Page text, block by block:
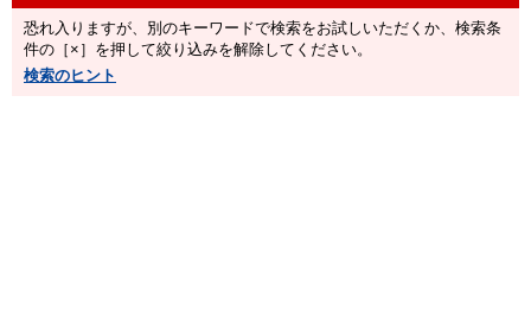
恐れ入りますが、別のキーワードで検索をお試しいただくか、検索条
件の［×］を押して絞り込みを解除してください。
検索のヒント